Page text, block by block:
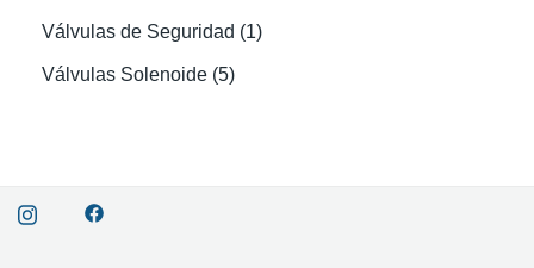
Válvulas de Seguridad (1)
Válvulas Solenoide (5)